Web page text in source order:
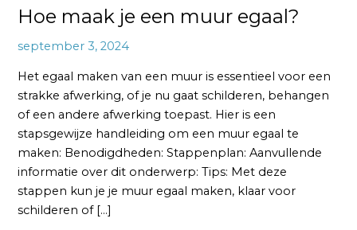
Hoe maak je een muur egaal?
september 3, 2024
Het egaal maken van een muur is essentieel voor een
strakke afwerking, of je nu gaat schilderen, behangen
of een andere afwerking toepast. Hier is een
stapsgewijze handleiding om een muur egaal te
maken: Benodigdheden: Stappenplan: Aanvullende
informatie over dit onderwerp: Tips: Met deze
stappen kun je je muur egaal maken, klaar voor
schilderen of […]